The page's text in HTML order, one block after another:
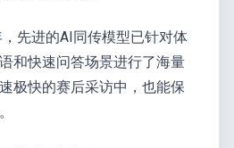
先进的AI同传模型已针对体
和快速问答场景进行了海量
极快的赛后采访中，也能保